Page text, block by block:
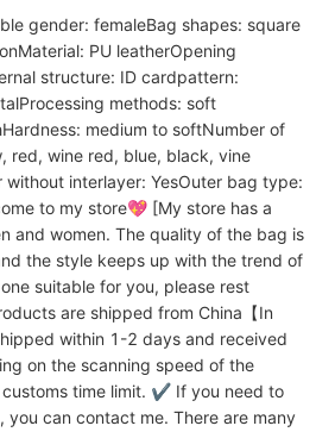
gender: femaleBag shapes: square
PU leatherOpening
structure: ID cardpattern:
methods: soft
medium to softNumber of
red, wine red, blue, black, vine
interlayer: YesOuter bag type:
to my store💖 [My store has a
and women. The quality of the bag is
the style keeps up with the trend of
suitable for you, please rest
are shipped from China【In
within 1-2 days and received
on the scanning speed of the
time limit. ✔ If you need to
you can contact me. There are many